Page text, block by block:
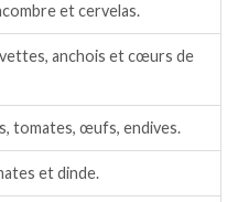
et cervelas.
anchois et cœurs de
tomates, œufs, endives.
et dinde.